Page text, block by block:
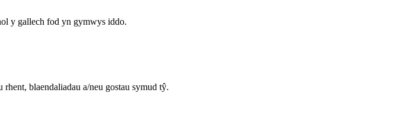
y gallech fod yn gymwys iddo.
blaendaliadau a/neu gostau symud tŷ.